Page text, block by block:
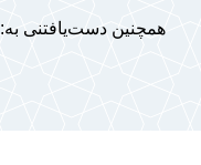
همچنین دست‌یافتنی به: